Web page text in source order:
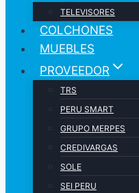
TELEVISORES
COLCHONES
MUEBLES
PROVEEDOR
TRS
PERU SMART
GRUPO MERPES
CREDIVARGAS
SOLE
SEI PERU